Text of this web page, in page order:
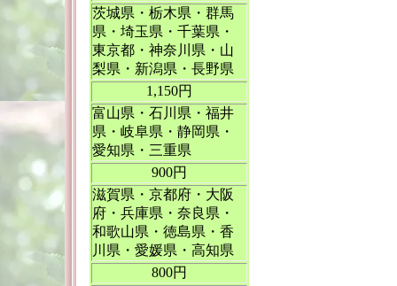
茨城県・栃木県・群馬
県・埼玉県・千葉県・
東京都・神奈川県・山
梨県・新潟県・長野県
1,150円
富山県・石川県・福井
県・岐阜県・静岡県・
愛知県・三重県
900円
滋賀県・京都府・大阪
府・兵庫県・奈良県・
和歌山県・徳島県・香
川県・愛媛県・高知県
800円